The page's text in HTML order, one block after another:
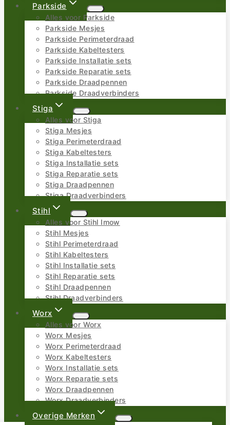
Parkside
Alles voor Parkside
Parkside Mesjes
Parkside Perimeterdraad
Parkside Kabeltesters
Parkside Installatie sets
Parkside Reparatie sets
Parkside Draadpennen
Parkside Draadverbinders
Stiga
Alles voor Stiga
Stiga Mesjes
Stiga Perimeterdraad
Stiga Kabeltesters
Stiga Installatie sets
Stiga Reparatie sets
Stiga Draadpennen
Stiga Draadverbinders
Stihl
Alles voor Stihl Imow
Stihl Mesjes
Stihl Perimeterdraad
Stihl Kabeltesters
Stihl Installatie sets
Stihl Reparatie sets
Stihl Draadpennen
Stihl Draadverbinders
Worx
Alles voor Worx
Worx Mesjes
Worx Perimeterdraad
Worx Kabeltesters
Worx Installatie sets
Worx Reparatie sets
Worx Draadpennen
Worx Draadverbinders
Overige Merken